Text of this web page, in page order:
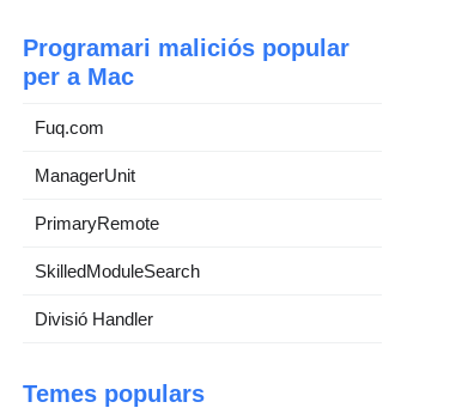
Programari maliciós popular
per a Mac
Fuq.com
ManagerUnit
PrimaryRemote
SkilledModuleSearch
Divisió Handler
Temes populars